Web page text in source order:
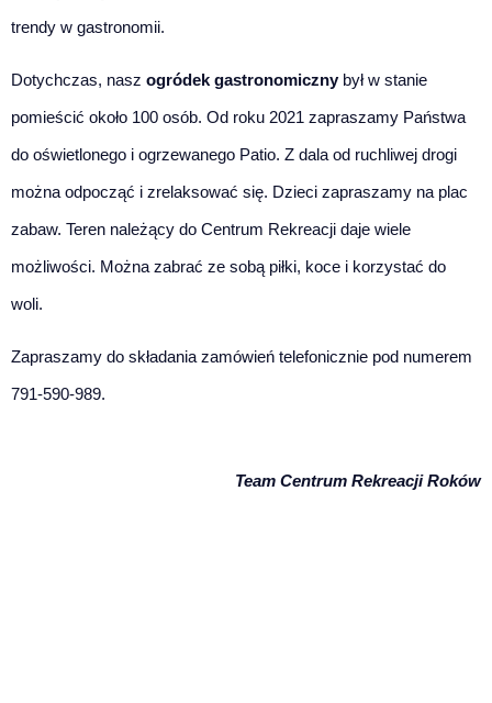
trendy w gastronomii.
Dotychczas, nasz ogródek gastronomiczny był w stanie
pomieścić około 100 osób. Od roku 2021 zapraszamy Państwa
do oświetlonego i ogrzewanego Patio. Z dala od ruchliwej drogi
można odpocząć i zrelaksować się. Dzieci zapraszamy na plac
zabaw. Teren należący do Centrum Rekreacji daje wiele
możliwości. Można zabrać ze sobą piłki, koce i korzystać do
woli.
Zapraszamy do składania zamówień telefonicznie pod numerem
791-590-989.
Team Centrum Rekreacji Roków